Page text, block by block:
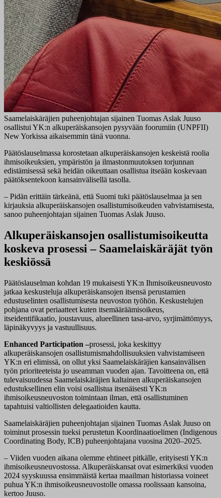
Saamelaiskäräjien puheenjohtajan sijainen Tuomas Aslak Juuso
osallistui YK:n alkuperäiskansojen pysyvään foorumiin (UNPFII)
New Yorkissa aikaisemmin tänä vuonna.
Päätöslauselmassa korostetaan alkuperäiskansojen keskeistä roolia
ihmisoikeuksien, ympäristön ja ilmastonmuutoksen torjunnan
edistämisessä sekä heidän oikeuttaan osallistua itseään koskevaan
päätöksentekoon kansainvälisellä tasolla.
– Pidän erittäin tärkeänä, että Suomi tuki päätöslauselmaa ja sen
kirjauksia alkuperäiskansojen osallistumisoikeuden vahvistamisesta,
sanoo puheenjohtajan sijainen Tuomas Aslak Juuso.
Alkuperäiskansojen osallistumisoikeutta
koskeva prosessi – Saamelaiskäräjät työn
keskiössä
Päätöslauselman kohdan 19 mukaisesti YK:n Ihmisoikeusneuvosto
jatkaa keskusteluja alkuperäiskansojen itsensä perustamien
edustuselinten osallistumisesta neuvoston työhön. Keskustelujen
pohjana ovat periaatteet kuten itsemääräämisoikeus,
itseidentifikaatio, joustavuus, alueellinen tasa-arvo, syrjimättömyys,
läpinäkyvyys ja vastuullisuus.
Enhanced Participation –prosessi, joka keskittyy
alkuperäiskansojen osallistumismahdollisuuksien vahvistamiseen
YK:n eri elimissä, on ollut yksi Saamelaiskäräjien kansainvälisen
työn prioriteeteista jo useamman vuoden ajan. Tavoitteena on, että
tulevaisuudessa Saamelaiskäräjien kaltainen alkuperäiskansojen
edustuksellinen elin voisi osallistua itsenäisesti YK:n
ihmisoikeusneuvoston toimintaan ilman, että osallistuminen
tapahtuisi valtiollisten delegaatioiden kautta.
Saamelaiskäräjien puheenjohtajan sijainen Tuomas Aslak Juuso on
toiminut prosessin tueksi perustetun Koordinaatioelimen (Indigenous
Coordinating Body, ICB) puheenjohtajana vuosina 2020–2025.
– Viiden vuoden aikana olemme ehtineet pitkälle, erityisesti YK:n
ihmisoikeusneuvostossa. Alkuperäiskansat ovat esimerkiksi vuoden
2024 syyskuussa ensimmäistä kertaa maailman historiassa voineet
puhua YK:n ihmisoikeusneuvostolle omassa roolissaan kansoina,
kertoo Juuso.